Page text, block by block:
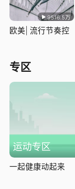
9516.5万
欧美| 流行节奏控
专区
运动专区
一起健康动起来